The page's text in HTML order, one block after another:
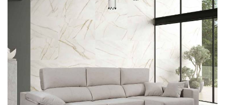
Comedor
Dormitorio
Oficina